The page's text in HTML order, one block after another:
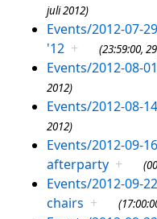
juli 2012)
Events/2012-07-
'12 + (23:59:00,
Events/2012-08-
2012)
Events/2012-08-
2012)
Events/2012-09-
afterparty +
Events/2012-09-
chairs +